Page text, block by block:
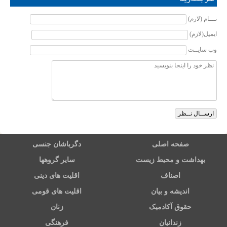
نـــام (لازم)
ایمیل(لازم)
وب سایــت
صفحه اصلی دگرباشان جنسی
بهداشت و محیط زیست سایر گروهها
اصناف اقلیت های دینی
اندیشه و بیان اقلیت های قومی
حقوق آکادمیک زنان
زندانیان فرهنگی